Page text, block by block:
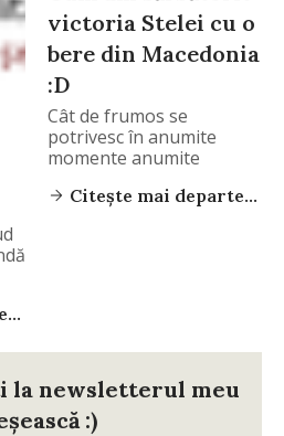
victoria Stelei cu o
bere din Macedonia
:D
Cât de frumos se
potrivesc în anumite
momente anumite
Citește mai departe...
la newsletterul meu
:)